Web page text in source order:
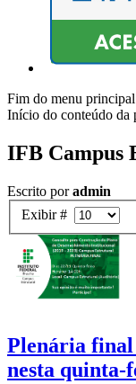
Fim do menu principal
Início do conteúdo da
IFB Campus
Escrito poradmin
Exibir #
Plenária final
nesta quinta-